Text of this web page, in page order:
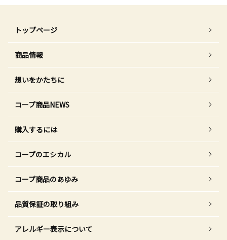
トップページ
商品情報
想いをかたちに
コープ商品NEWS
購入するには
コープのエシカル
コープ商品のあゆみ
品質保証の取り組み
アレルギー表示について